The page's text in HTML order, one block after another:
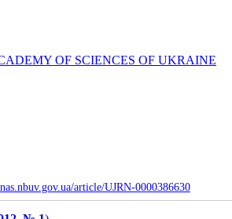
OF SCIENCES OF UKRAINE
article/UJRN-0000386630